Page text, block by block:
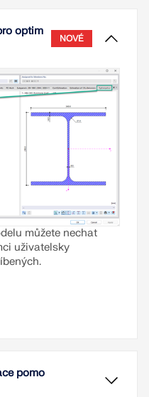
optim
NOVÉ
můžete nechat
uživatelsky
pomo